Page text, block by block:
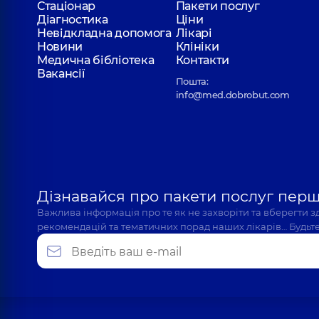
Місько Карина Олександрівна
Ковальчук Олена Сергіївна
Отоларинголог; Отоларинголог дитячий, 16
Стаціонар
Пакети послуг
Діагностика
Ціни
Невідкладна допомога Лікарі
Новини
Клініки
Медична бібліотека
Контакти
Вакансії
Пошта:
info@med.dobrobut.com
Дізнавайся про пакети послуг
Важлива інформація про те як не захворіти та
рекомендацій та тематичних порад наших лікарів…